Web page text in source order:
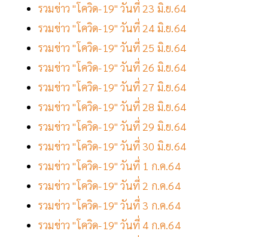
รวมข่าว "โควิด-19" วันที่ 23 มิ.ย.64
รวมข่าว "โควิด-19" วันที่ 24 มิ.ย.64
รวมข่าว "โควิด-19" วันที่ 25 มิ.ย.64
รวมข่าว "โควิด-19" วันที่ 26 มิ.ย.64
รวมข่าว "โควิด-19" วันที่ 27 มิ.ย.64
รวมข่าว "โควิด-19" วันที่ 28 มิ.ย.64
รวมข่าว "โควิด-19" วันที่ 29 มิ.ย.64
รวมข่าว "โควิด-19" วันที่ 30 มิ.ย.64
รวมข่าว "โควิด-19" วันที่ 1 ก.ค.64
รวมข่าว "โควิด-19" วันที่ 2 ก.ค.64
รวมข่าว "โควิด-19" วันที่ 3 ก.ค.64
รวมข่าว "โควิด-19" วันที่ 4 ก.ค.64